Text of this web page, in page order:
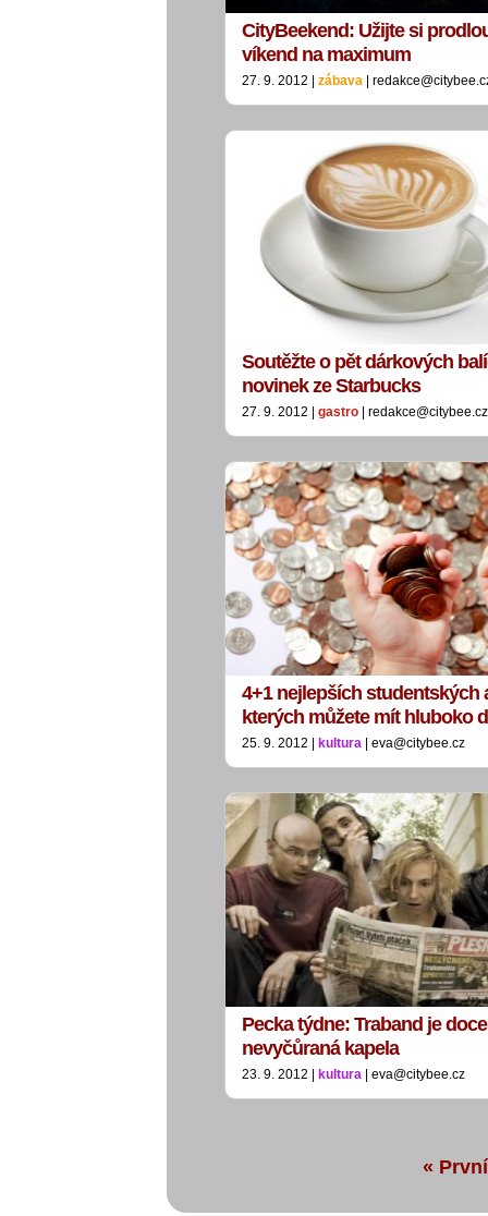
CityBeekend: Užijte si
víkend na maximum
27. 9. 2012 | zábava |
Soutěžte o pět dárkových
novinek ze Starbucks
27. 9. 2012 | gastro | redakce@citybee.cz
4+1 nejlepších studentských
kterých můžete mít hluboko
25. 9. 2012 | kultura | eva@citybee.cz
Pecka týdne: Traband je
nevyčůraná kapela
23. 9. 2012 | kultura | eva@citybee.cz
« První